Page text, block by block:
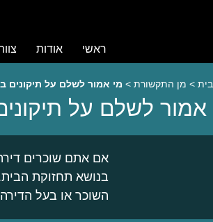
ראשי אודות
> מן התקשורת > מי אמור לשלם על תיקונים
אמור לשלם על
אם אתם שוכרים
בנושא תחזוקת
השוכר או בעל